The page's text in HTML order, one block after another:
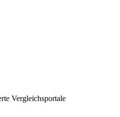
Vergleichsportale